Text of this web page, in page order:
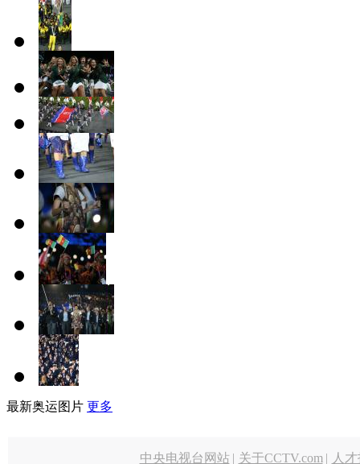
最新奥运图片 更多
中央电视台网站 | 关于CCTV.com | 人